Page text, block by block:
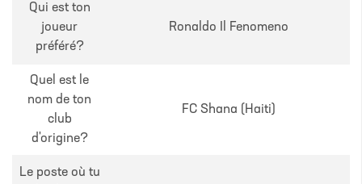
Qui est ton
joueur
préféré?
Ronaldo Il Fenomeno
Quel est le
nom de ton
club
d'origine?
FC Shana (Haiti)
Le poste où tu